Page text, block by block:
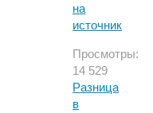
на
источник
Просмотры:
14 529
Разница
в